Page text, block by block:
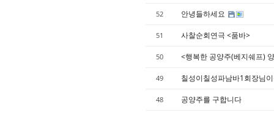
52 안녕들하세요
51 사찰순회연극 <품바>
50 <행복한 공양주(베지쉐프)
49 칠성이칠성파남바1회장님
48 공양주를 구합니다